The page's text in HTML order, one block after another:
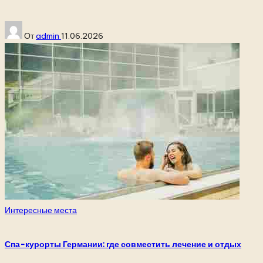
Запись
от
Отadmin 11.06.2026
Опубликовано
Интересные места
Спа-курорты Германии: где совместить лечение и отдых